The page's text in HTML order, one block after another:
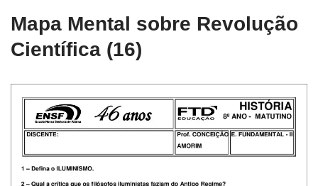
Mapa Mental sobre Revolução
Científica (16)